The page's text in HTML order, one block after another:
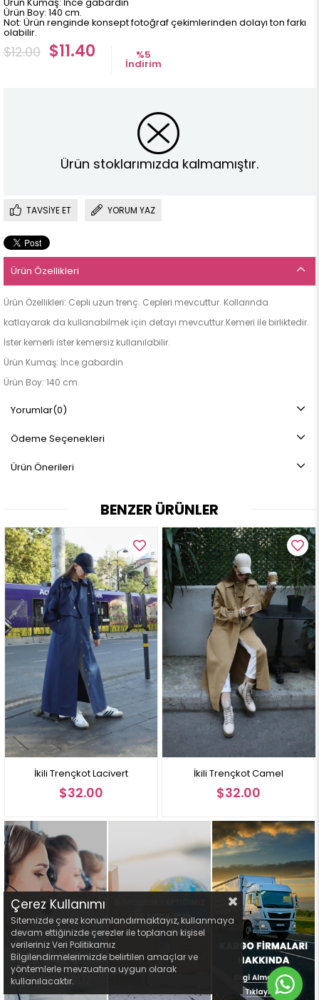
Ürün Kumaş: İnce gabardin
Ürün Boy: 140 cm.
Not: Ürün renginde konsept fotoğraf çekimlerinden dolayı ton farkı
olabilir.
$12.00 $11.40 %5
İndirim
Ürün stoklarımızda kalmamıştır.
TAVSIYE ET YORUM YAZ
Ürün Özellikleri
Ürün Özellikleri: Cepli uzun trenç. Cepleri mevcuttur. Kollarında
katlayarak da kullanabilmek için detayı mevcuttur.Kemeri ile birliktedir.
İster kemerli ister kemersiz kullanılabilir.
Ürün Kumaş: İnce gabardin
Ürün Boy: 140 cm.
Not: Ürün renginde konsept fotoğraf çekimlerinden dolayı ton farkı
Yorumlar(0)
Ödeme Seçenekleri
Ürün Önerileri
BENZER ÜRÜNLER
İkili Trençkot Camel İkili Trençkot
Çerez Kullanımı
Sitemizde çerez konumlandırmaktayız, kullanmaya
devam ettiğinizde çerezler ile toplanan kişisel
verileriniz Veri Politikamız
Bilgilendirmelerimizde belirtilen amaçlar ve
yöntemlerle mevzuatına uygun olarak
kullanılacaktır.